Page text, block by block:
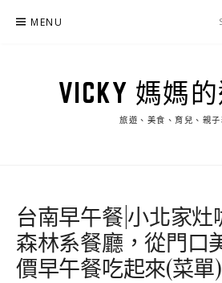
MENU
VICKY 媽媽
旅遊、美食、育兒、親子
台南早午餐|小北家灶
森林系餐廳，從門口
價早午餐吃起來(菜單)